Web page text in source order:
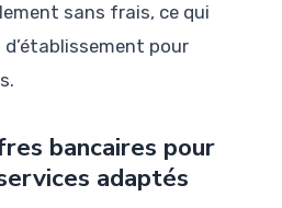
sans frais, ce qui
pour
bancaires pour
adaptés